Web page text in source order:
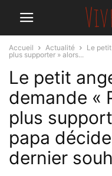
Accueil Actualité
Le
plus supporter » alors...
Le petit
demande «
plus
papa
dernier